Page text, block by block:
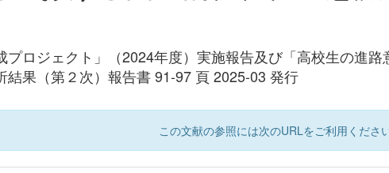
プロジェクト」（2024年度）実施報告及び「高校生の進路
結果（第２次）報告書 91-97 頁 2025-03 発行
この文献の参照には次のURLをご利用くださ